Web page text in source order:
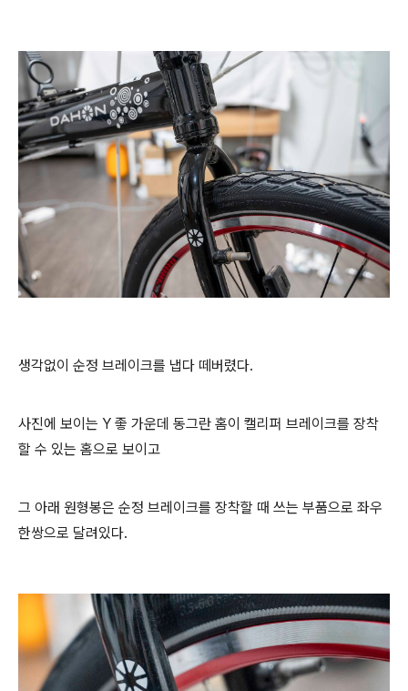
생각없이 순정 브레이크를 냅다 떼버렸다.
사진에 보이는 Y 좋 가운데 동그란 홈이 캘리퍼 브레이크를 장착
할 수 있는 홈으로 보이고
그 아래 원형봉은 순정 브레이크를 장착할 때 쓰는 부품으로 좌우
한쌍으로 달려있다.